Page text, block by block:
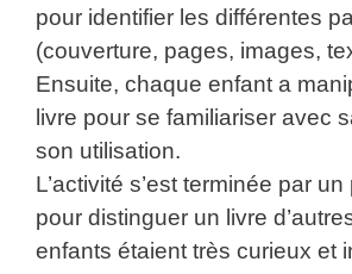
pour identifier les différentes
(couverture, pages, images,
Ensuite, chaque enfant a
livre pour se familiariser avec
son utilisation.
L’activité s’est terminée par
pour distinguer un livre
enfants étaient très curieux et